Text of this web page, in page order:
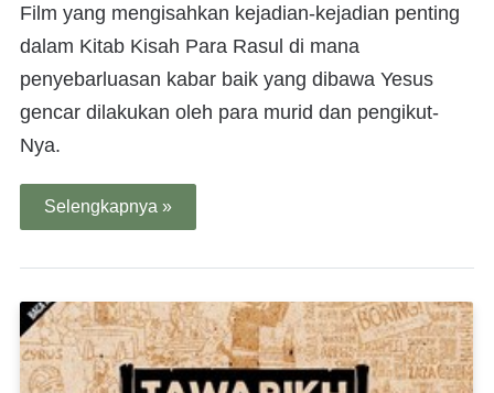
Film yang mengisahkan kejadian-kejadian penting
dalam Kitab Kisah Para Rasul di mana
penyebarluasan kabar baik yang dibawa Yesus
gencar dilakukan oleh para murid dan pengikut-
Nya.
Selengkapnya »